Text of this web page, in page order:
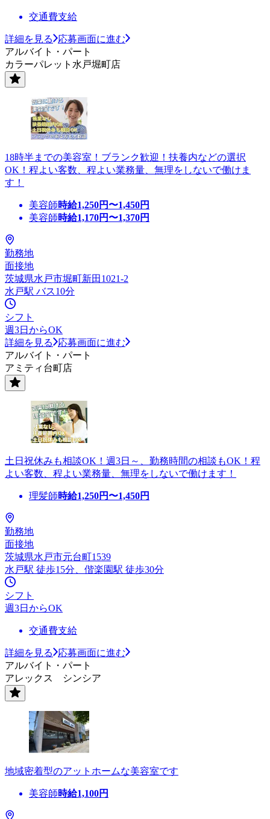
交通費支給
詳細を見る
応募画面に進む
アルバイト・パート
カラーパレット水戸堀町店
18時半までの美容室！ブランク歓迎！扶養内などの選択
OK！程よい客数、程よい業務量、無理をしないで働けま
す！
美容師時給1,250円〜1,450円
美容師時給1,170円〜1,370円
勤務地
面接地
茨城県水戸市堀町新田1021-2
水戸駅 バス10分
シフト
週3日からOK
詳細を見る
応募画面に進む
アルバイト・パート
アミティ台町店
土日祝休みも相談OK！週3日～、勤務時間の相談もOK！程
よい客数、程よい業務量、無理をしないで働けます！
理髪師時給1,250円〜1,450円
勤務地
面接地
茨城県水戸市元台町1539
水戸駅 徒歩15分、偕楽園駅 徒歩30分
シフト
週3日からOK
交通費支給
詳細を見る
応募画面に進む
アルバイト・パート
アレックス シンシア
地域密着型のアットホームな美容室です
美容師時給1,100円